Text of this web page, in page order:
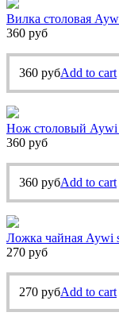
Вилка столовая
360 руб
360 рубAdd to cart
Нож столовый Aywi
360 руб
360 рубAdd to cart
Ложка чайная Aywi
270 руб
270 рубAdd to cart